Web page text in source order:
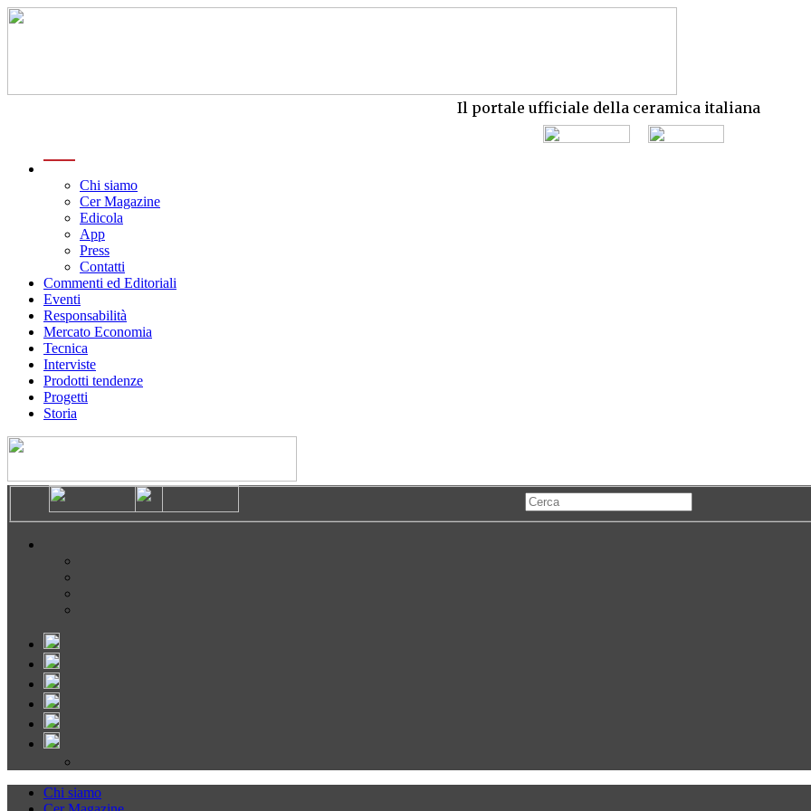
Il portale ufficiale della ceramica italiana
Chi siamo
Cer Magazine
Edicola
App
Press
Contatti
Commenti ed Editoriali
Eventi
Responsabilità
Mercato Economia
Tecnica
Interviste
Prodotti tendenze
Progetti
Storia
Chi siamo